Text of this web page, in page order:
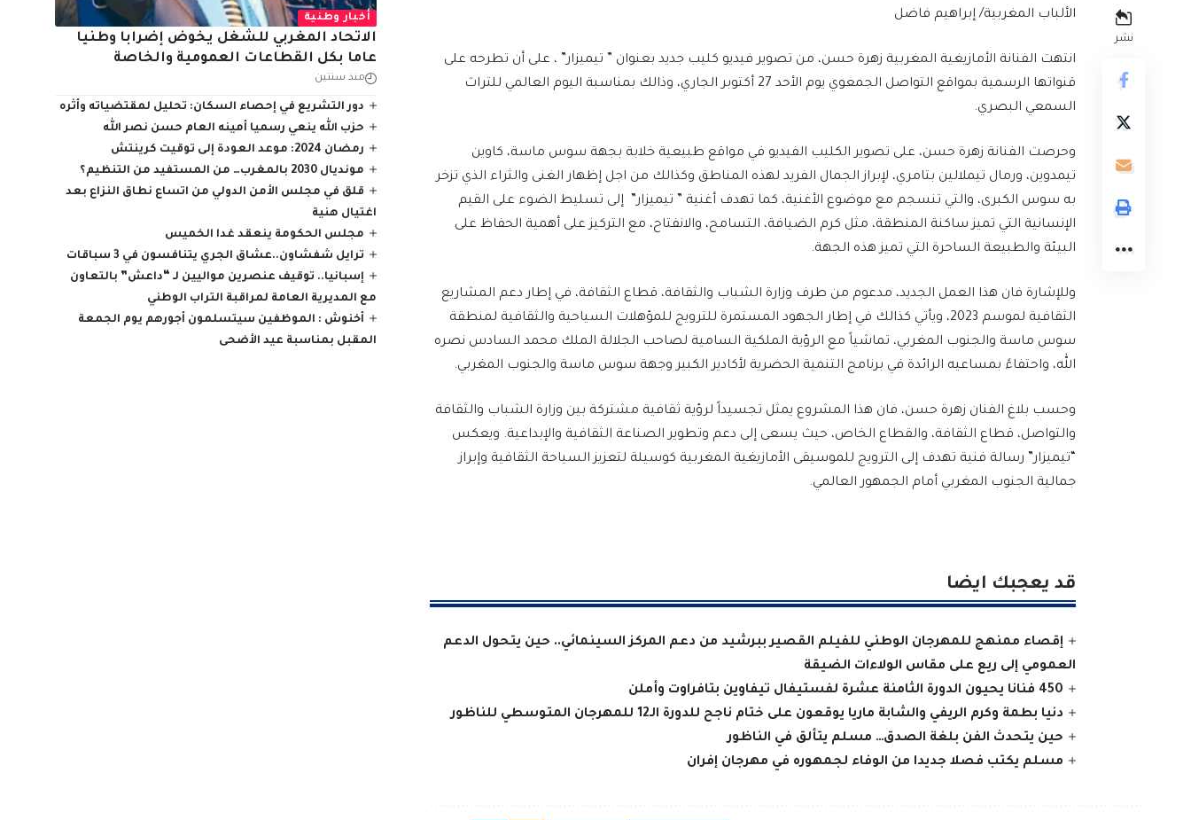
نشر
الألباب المغربية/ إبراهيم فاضل
انتهت الفنانة الأمازيغية المغربية زهرة حسن، من تصوير فيديو كليب جديد بعنوان ” تيميزار” ، على أن تطرحه على
قنواتها الرسمية بمواقع التواصل الجمعوي يوم الأحد 27 أكتوبر الجاري، وذالك بمناسبة اليوم العالمي للتراث
السمعي البصري.
وحرصت الفنانة زهرة حسن، على تصوير الكليب الفيديو في مواقع طبيعية خلابة بجهة سوس ماسة، كاوين
تيمدوين، ورمال تيملالين بتامري، لإبراز الجمال الفريد لهذه المناطق وكذالك من اجل إظهار الغنى والثراء الذي تزخر
به سوس الكبرى، والتي تنسجم مع موضوع الأغنية، كما تهدف أغنية ” تيميزار” إلى تسليط الضوء على القيم
الإنسانية التي تميز ساكنة المنطقة، مثل كرم الضيافة، التسامح، والانفتاح، مع التركيز على أهمية الحفاظ على
البيئة والطبيعة الساحرة التي تميز هذه الجهة.
وللإشارة فان هذا العمل الجديد، مدعوم من طرف وزارة الشباب والثقافة، قطاع الثقافة، في إطار دعم المشاريع
الثقافية لموسم 2023، ويأتي كذالك في إطار الجهود المستمرة للترويج للمؤهلات السياحية والثقافية لمنطقة
سوس ماسة والجنوب المغربي، تماشياً مع الرؤية الملكية السامية لصاحب الجلالة الملك محمد السادس نصره
الله، واحتفاءً بمساعيه الرائدة في برنامج التنمية الحضرية لأكادير الكبير وجهة سوس ماسة والجنوب المغربي.
وحسب بلاغ الفنان زهرة حسن، فان هذا المشروع يمثل تجسيداً لرؤية ثقافية مشتركة بين وزارة الشباب والثقافة
والتواصل، قطاع الثقافة، والقطاع الخاص، حيث يسعى إلى دعم وتطوير الصناعة الثقافية والإبداعية. ويعكس
“تيميزار” رسالة فنية تهدف إلى الترويج للموسيقى الأمازيغية المغربية كوسيلة لتعزيز السياحة الثقافية وإبراز
جمالية الجنوب المغربي أمام الجمهور العالمي.
قد يعجبك ايضا
إقصاء ممنهج للمهرجان الوطني للفيلم القصير ببرشيد من دعم المركز السينمائي.. حين يتحول الدعم
العمومي إلى ريع على مقاس الولاءات الضيقة
450 فنانا يحيون الدورة الثامنة عشرة لفستيفال تيفاوين بتافراوت وأملن
دنيا بطمة وكرم الريفي والشابة ماريا يوقعون على ختام ناجح للدورة الـ12 للمهرجان المتوسطي للناظور
حين يتحدث الفن بلغة الصدق… مسلم يتألق في الناظور
مسلم يكتب فصلا جديدا من الوفاء لجمهوره في مهرجان إفران
أخبار وطنية
الاتحاد المغربي للشغل يخوض إضرابا وطنيا
عاما بكل القطاعات العمومية والخاصة
منذ سنتين
دور التشريع في إحصاء السكان: تحليل لمقتضياته وأثره
حزب الله ينعي رسميا أمينه العام حسن نصر الله
رمضان 2024: موعد العودة إلى توقيت كرينتش
مونديال 2030 بالمغرب… من المستفيد من التنظيم؟
قلق في مجلس الأمن الدولي من اتساع نطاق النزاع بعد
اغتيال هنية
مجلس الحكومة ينعقد غدا الخميس
ترايل شفشاون..عشاق الجري يتنافسون في 3 سباقات
إسبانيا.. توقيف عنصرين مواليين لـ “داعش” بالتعاون
مع المديرية العامة لمراقبة التراب الوطني
أخنوش : الموظفين سيتسلمون أجورهم يوم الجمعة
المقبل بمناسبة عيد الأضحى